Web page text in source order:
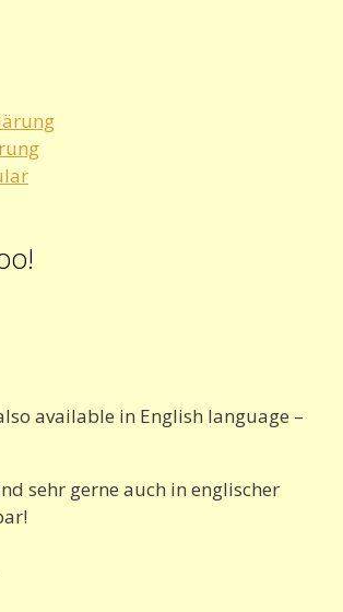
available in English language –
sehr gerne auch in englischer